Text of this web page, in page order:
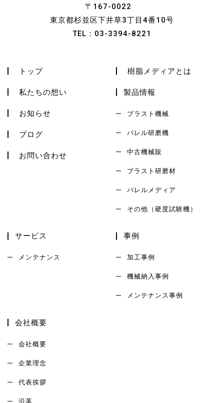
〒167-0022
東京都杉並区下井草3丁目4番10号
TEL： 03-3394-8221
トップ
私たちの想い
お知らせ
ブログ
お問い合わせ
樹脂メディアとは
製品情報
ブラスト機械
バレル研磨機
中古機械販
ブラスト研磨材
バレルメディア
その他（硬度試験機）
サービス
メンテナンス
事例
加工事例
機械納入事例
メンテナンス事例
会社概要
会社概要
企業理念
代表挨拶
沿革